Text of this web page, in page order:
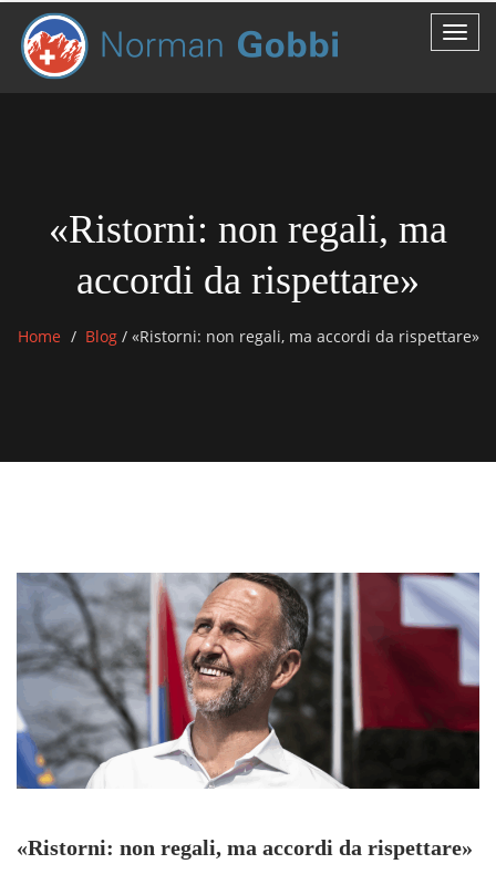
«Ristorni: non regali, ma
accordi da rispettare»
Home Blog /«Ristorni: non regali, ma accordi da rispettare»
«Ristorni: non regali, ma accordi da rispettare»